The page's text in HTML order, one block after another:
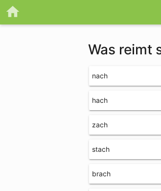
Was reimt
nach
hach
zach
stach
brach